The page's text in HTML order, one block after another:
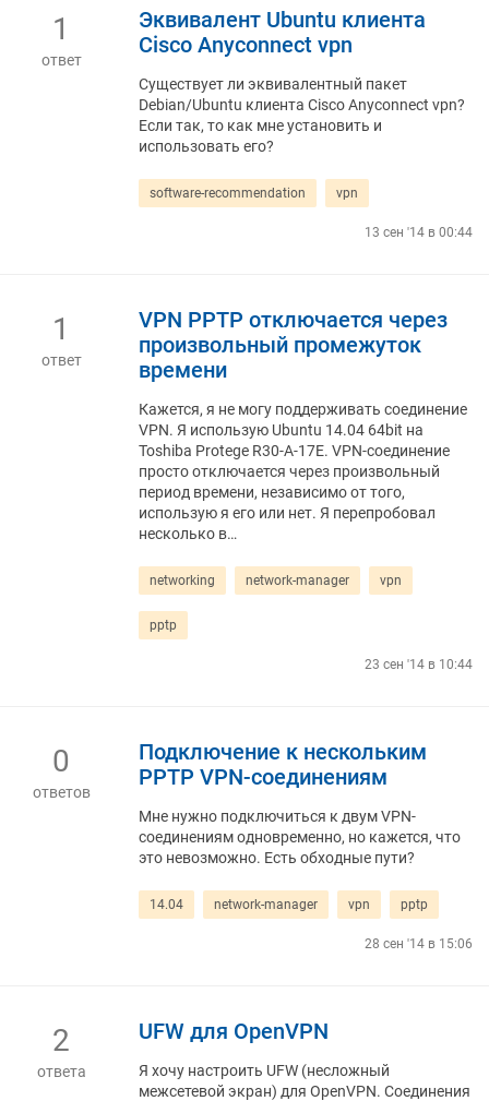
1
ответ
Эквивалент Ubuntu клиента
Cisco Anyconnect vpn
Существует ли эквивалентный пакет
Debian/Ubuntu клиента Cisco Anyconnect vpn?
Если так, то как мне установить и
использовать его?
software-recommendation vpn
13 сен '14 в 00:44
1
ответ
VPN PPTP отключается через
произвольный промежуток
времени
Кажется, я не могу поддерживать соединение
VPN. Я использую Ubuntu 14.04 64bit на
Toshiba Protege R30-A-17E. VPN-соединение
просто отключается через произвольный
период времени, независимо от того,
использую я его или нет. Я перепробовал
несколько в…
networking network-manager vpn
pptp
23 сен '14 в 10:44
0
ответов
Подключение к нескольким
PPTP VPN-соединениям
Мне нужно подключиться к двум VPN-
соединениям одновременно, но кажется, что
это невозможно. Есть обходные пути?
14.04 network-manager vpn pptp
28 сен '14 в 15:06
2
ответа
UFW для OpenVPN
Я хочу настроить UFW (несложный
межсетевой экран) для OpenVPN. Соединения